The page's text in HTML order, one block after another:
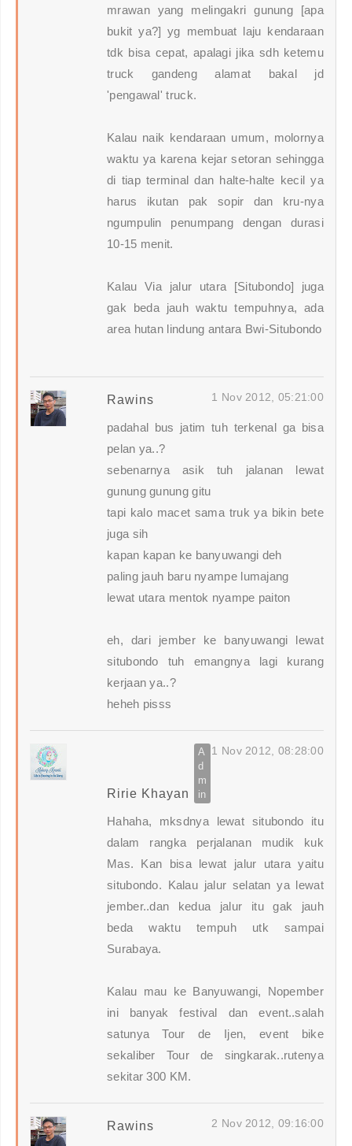
mrawan yang melingakri gunung [apa
bukit ya?] yg membuat laju kendaraan
tdk bisa cepat, apalagi jika sdh ketemu
truck gandeng alamat bakal jd
'pengawal' truck.
Kalau naik kendaraan umum, molornya
waktu ya karena kejar setoran sehingga
di tiap terminal dan halte-halte kecil ya
harus ikutan pak sopir dan kru-nya
ngumpulin penumpang dengan durasi
10-15 menit.
Kalau Via jalur utara [Situbondo] juga
gak beda jauh waktu tempuhnya, ada
area hutan lindung antara Bwi-Situbondo
Rawins 1 Nov 2012, 05:21:00
padahal bus jatim tuh terkenal ga bisa
pelan ya..?
sebenarnya asik tuh jalanan lewat
gunung gunung gitu
tapi kalo macet sama truk ya bikin bete
juga sih
kapan kapan ke banyuwangi deh
paling jauh baru nyampe lumajang
lewat utara mentok nyampe paiton
eh, dari jember ke banyuwangi lewat
situbondo tuh emangnya lagi kurang
kerjaan ya..?
heheh pisss
Ririe Khayan
1 Nov 2012, 08:28:00
Hahaha, mksdnya lewat situbondo itu
dalam rangka perjalanan mudik kuk
Mas. Kan bisa lewat jalur utara yaitu
situbondo. Kalau jalur selatan ya lewat
jember..dan kedua jalur itu gak jauh
beda waktu tempuh utk sampai
Surabaya.
Kalau mau ke Banyuwangi, Nopember
ini banyak festival dan event..salah
satunya Tour de Ijen, event bike
sekaliber Tour de singkarak..rutenya
sekitar 300 KM.
Rawins 2 Nov 2012, 09:16:00